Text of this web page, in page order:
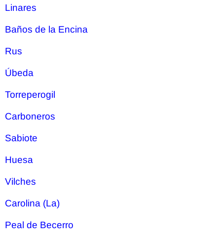
Linares
Baños de la Encina
Rus
Úbeda
Torreperogil
Carboneros
Sabiote
Huesa
Vilches
Carolina (La)
Peal de Becerro